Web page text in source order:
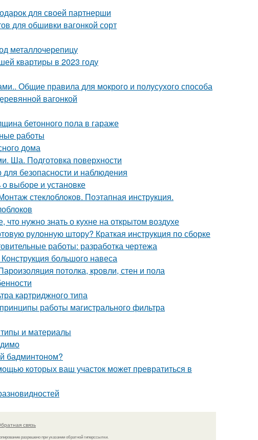
для своей партнерши
для обшивки вагонкой сорт
металлочерепицу
квартиры в 2023 году
Общие правила для мокрого и полусухого способа
вагонкой
бетонного пола в гараже
работы
дома
Ша. Подготовка поверхности
безопасности и наблюдения
выборе и установке
стеклоблоков. Поэтапная инструкция.
нужно знать о кухне на открытом воздухе
рулонную штору? Краткая инструкция по сборке
работы: разработка чертежа
большого навеса
потолка, кровли, стен и пола
картриджного типа
работы магистрального фильтра
и материалы
бадминтоном?
которых ваш участок может превратиться в
связь
разрешено при указании обратной гиперссылки.